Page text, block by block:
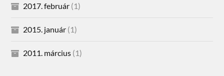
2017. február (1)
2015. január (1)
2011. március (1)